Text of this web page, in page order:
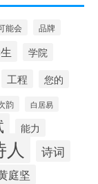
能会 品牌
学院
工程 您的
韵 白居易
能力
人 诗词
庭坚